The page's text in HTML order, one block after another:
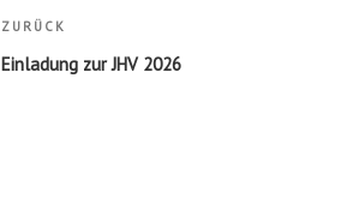
Beitragsnavigation
Vorheriger
Beitrag
ZURÜCK
Einladung zur JHV 2026